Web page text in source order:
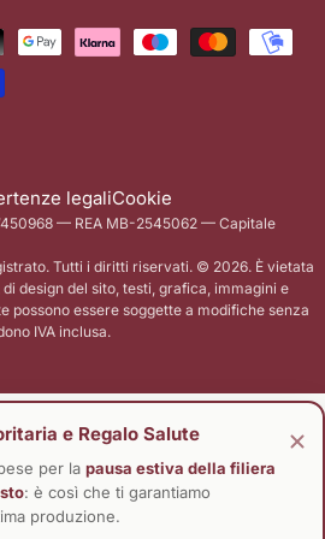
della
di Laserterapia,
a domicilio
una
I ponti del
incredibilmente
fasci di fibre
dei ponti
(che
(che devono
si
I tendini
carichi di
hanno un
scarsamente
tendinee.
medicina
Magnetoterapia
biomeccanica:
caviglia
il complesso
strutture più
lavorano in
equilibrio, spinta
L'articolazione
(tibio-tarsica)
— REA MB-2545062 — Capitale
Tutti i diritti riservati. © 2026. È vietata
design del sito, testi, grafica, immagini e
possono essere soggette a modifiche senza
IVA inclusa.
legaliCookie
e Regalo Salute
per la pausa estiva della filiera
: è così che ti garantiamo
produzione.